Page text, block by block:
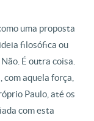
uma proposta
filosófica ou
É outra coisa.
aquela força,
Paulo, até os
com esta